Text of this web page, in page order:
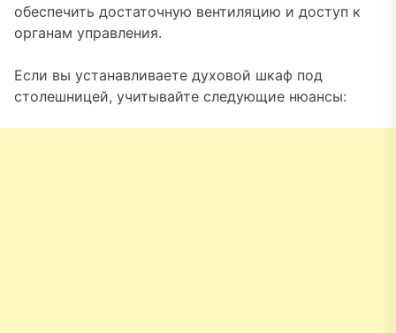
обеспечить достаточную вентиляцию и доступ к
органам управления.
Если вы устанавливаете духовой шкаф под
столешницей, учитывайте следующие нюансы: